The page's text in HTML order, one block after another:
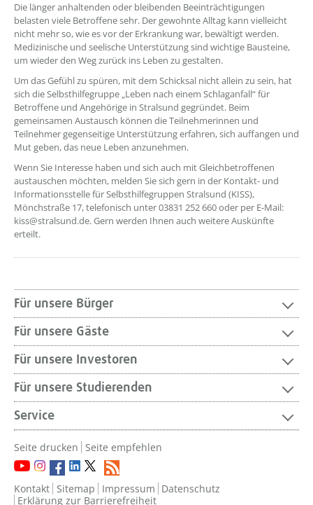
Die länger anhaltenden oder bleibenden Beeinträchtigungen
belasten viele Betroffene sehr. Der gewohnte Alltag kann vielleicht
nicht mehr so, wie es vor der Erkrankung war, bewältigt werden.
Medizinische und seelische Unterstützung sind wichtige Bausteine,
um wieder den Weg zurück ins Leben zu gestalten.
Um das Gefühl zu spüren, mit dem Schicksal nicht allein zu sein, hat
sich die Selbsthilfegruppe „Leben nach einem Schlaganfall“ für
Betroffene und Angehörige in Stralsund gegründet. Beim
gemeinsamen Austausch können die Teilnehmerinnen und
Teilnehmer gegenseitige Unterstützung erfahren, sich auffangen und
Mut geben, das neue Leben anzunehmen.
Wenn Sie Interesse haben und sich auch mit Gleichbetroffenen
austauschen möchten, melden Sie sich gern in der Kontakt- und
Informationsstelle für Selbsthilfegruppen Stralsund (KISS),
Mönchstraße 17, telefonisch unter 03831 252 660 oder per E-Mail:
kiss@stralsund.de. Gern werden Ihnen auch weitere Auskünfte
erteilt.
Für unsere Bürger
Für unsere Gäste
Für unsere Investoren
Für unsere Studierenden
Service
Seite drucken Seite empfehlen
Kontakt Sitemap Impressum Datenschutz
Erklärung zur Barrierefreiheit